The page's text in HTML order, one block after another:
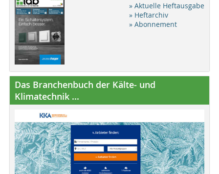
» Aktuelle Heftausgabe
» Heftarchiv
» Abonnement
Das Branchenbuch der Kälte- und
Klimatechnik ...